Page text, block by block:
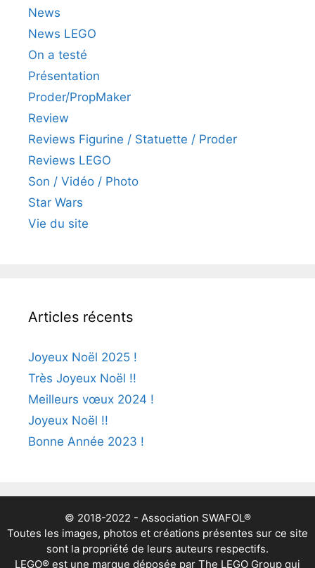
News
News LEGO
On a testé
Présentation
Proder/PropMaker
Review
Reviews Figurine / Statuette / Proder
Reviews LEGO
Son / Vidéo / Photo
Star Wars
Vie du site
Articles récents
Joyeux Noël 2025 !
Très Joyeux Noël !!
Meilleurs vœux 2024 !
Joyeux Noël !!
Bonne Année 2023 !
© 2018-2022 - Association SWAFOL®
Toutes les images, photos et créations présentes sur ce site
sont la propriété de leurs auteurs respectifs.
LEGO® est une marque déposée par The LEGO Group qui